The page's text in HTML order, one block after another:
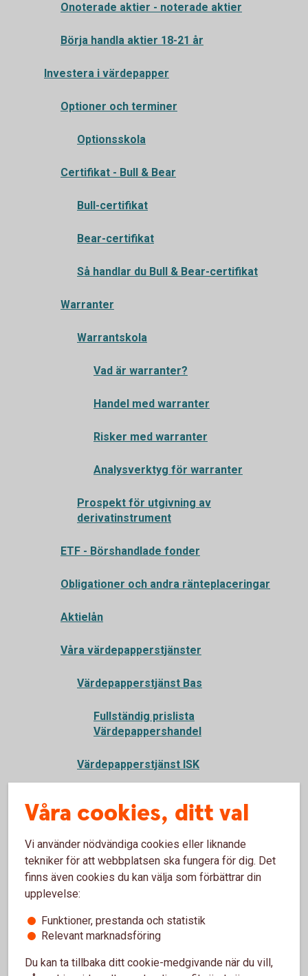
Onoterade aktier - noterade aktier
Börja handla aktier 18-21 år
Investera i värdepapper
Optioner och terminer
Optionsskola
Certifikat - Bull & Bear
Bull-certifikat
Bear-certifikat
Så handlar du Bull & Bear-certifikat
Warranter
Warrantskola
Vad är warranter?
Handel med warranter
Risker med warranter
Analysverktyg för warranter
Prospekt för utgivning av
derivatinstrument
ETF - Börshandlade fonder
Obligationer och andra ränteplaceringar
Aktielån
Våra värdepapperstjänster
Värdepapperstjänst Bas
Fullständig prislista
Värdepappershandel
Värdepapperstjänst ISK
Support för Värdepapperstjänsten
Tillvalstjänster - belåning
Våra cookies, ditt val
Vi använder nödvändiga cookies eller liknande
tekniker för att webbplatsen ska fungera för dig. Det
finns även cookies du kan välja som förbättrar din
upplevelse:
Funktioner, prestanda och statistik
Relevant marknadsföring
Du kan ta tillbaka ditt cookie-medgivande när du vill,